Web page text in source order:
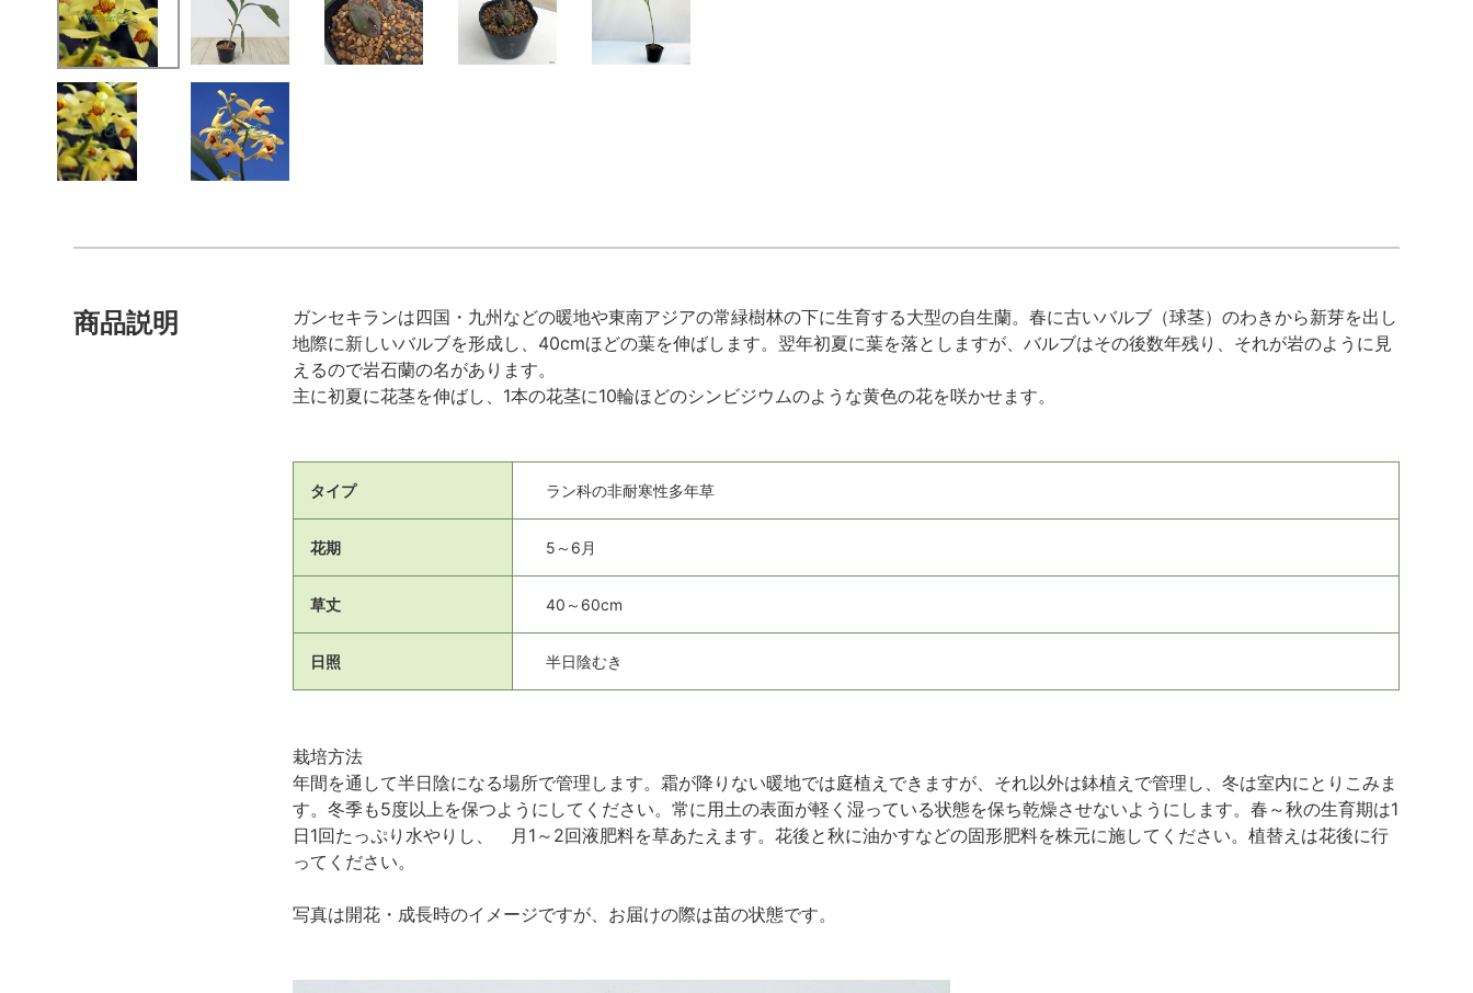
商品説明
ガンセキランは四国・九州などの暖地や東南アジアの常緑樹林の下に生育する大型の自生蘭。春に古いバルブ（球茎）のわきから新芽を出し
地際に新しいバルブを形成し、40cmほどの葉を伸ばします。翌年初夏に葉を落としますが、バルブはその後数年残り、それが岩のように見
えるので岩石蘭の名があります。
主に初夏に花茎を伸ばし、1本の花茎に10輪ほどのシンビジウムのような黄色の花を咲かせます。
タイプ ラン科の非耐寒性多年草
花期 5～6月
草丈 40～60cm
日照 半日陰むき
栽培方法
年間を通して半日陰になる場所で管理します。霜が降りない暖地では庭植えできますが、それ以外は鉢植えで管理し、冬は室内にとりこみま
す。冬季も5度以上を保つようにしてください。常に用土の表面が軽く湿っている状態を保ち乾燥させないようにします。春～秋の生育期は1
日1回たっぷり水やりし、 月1～2回液肥料を草あたえます。花後と秋に油かすなどの固形肥料を株元に施してください。植替えは花後に行
ってください。
写真は開花・成長時のイメージですが、お届けの際は苗の状態です。